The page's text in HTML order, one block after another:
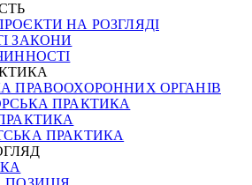
НА РОЗГЛЯДІ
ЗАКОНИ
ПРАВООХОРОННИХ ОРГАНІВ
ПРАКТИКА
ПРАКТИКА